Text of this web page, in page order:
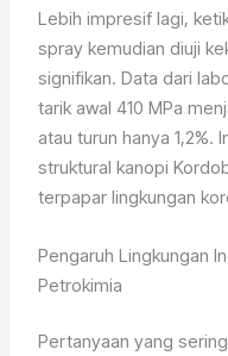
Lebih impresif lagi,
spray kemudian diuji
signifikan. Data dari
tarik awal 410 MPa
atau turun hanya 1,2%.
struktural kanopi
terpapar lingkungan
Pengaruh Lingkungan
Petrokimia
Pertanyaan yang